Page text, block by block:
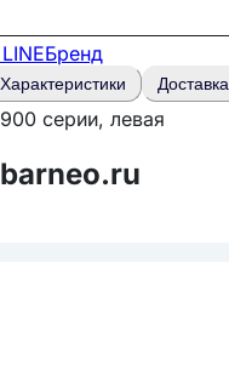
Бренд
Характеристики Доставка
серии, левая